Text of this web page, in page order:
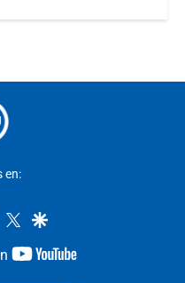
en:
instagram
twittergoogle
youtube-